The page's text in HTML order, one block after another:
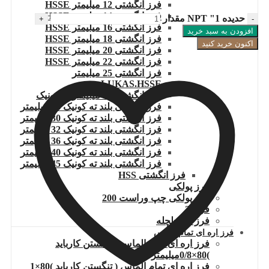
فرز انگشتی 12 میلیمتر HSSE
فرز انگشتی 14 میلیمتر HSSE
فرز انگشتی 16 میلیمتر HSSE
فرز انگشتی 18 میلیمتر HSSE
فرز انگشتی 20 میلیمتر HSSE
فرز انگشتی 22 میلیمتر HSSE
فرز انگشتی 25 میلیمتر
LUKAS.HSSE
فرز انگشتی 27 میلیمتر ته کونیک
فرز انگشتی بلند ته کونیک 28 میلیمتر
فرز انگشتی بلند ته کونیک 30 میلیمتر
فرز انگشتی بلند ته کونیک 32 میلیمتر
فرز انگشتی بلند ته کونیک 36 میلیمتر
فرز انگشتی بلند ته کونیک 40 میلیمتر
فرز انگشتی بلند ته کونیک 45 میلیمتر
فرز انگشتی HSS
فرز پولکی
فرز پولکی چپ وراست 200
فرز T
فرز دم چلچله
فرز اره ای تمام الماس
فرز اره ای تمام الماس ( تنگستن کارباید
)80×0/8میلیمتر
فرز اره ای تمام الماس ( تنگستن کارباید )80×1
حدیده 1" NPT مقدار
افزودن به سبد خرید
اکنون خرید کنید